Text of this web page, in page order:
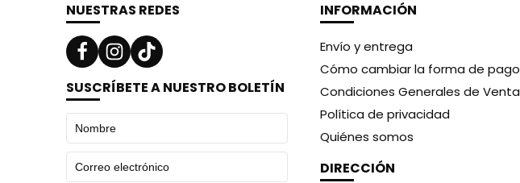
NUESTRAS REDES
SUSCRÍBETE A NUESTRO BOLETÍN
INFORMACIÓN
Envío y entrega
Cómo cambiar la forma de pago
Condiciones Generales de Venta
Política de privacidad
Quiénes somos
DIRECCIÓN